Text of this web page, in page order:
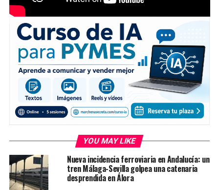
YOU MAY LIKE
Nueva incidencia ferroviaria en Andalucía: un
tren Málaga-Sevilla golpea una catenaria
desprendida en Álora